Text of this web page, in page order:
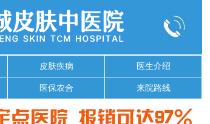
皮肤疾病 医生介绍
医保农合 来院路线